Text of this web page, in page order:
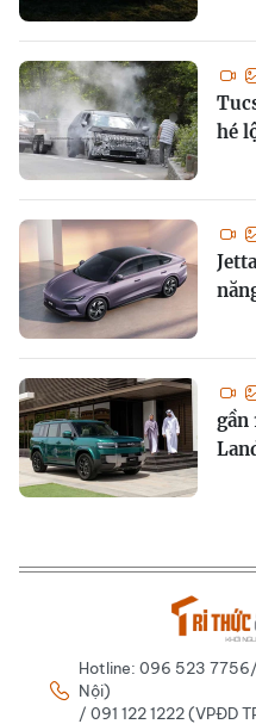
hé
gần
Hotline: 096 523
Nội)
/ 091 122 1222 (VPĐD